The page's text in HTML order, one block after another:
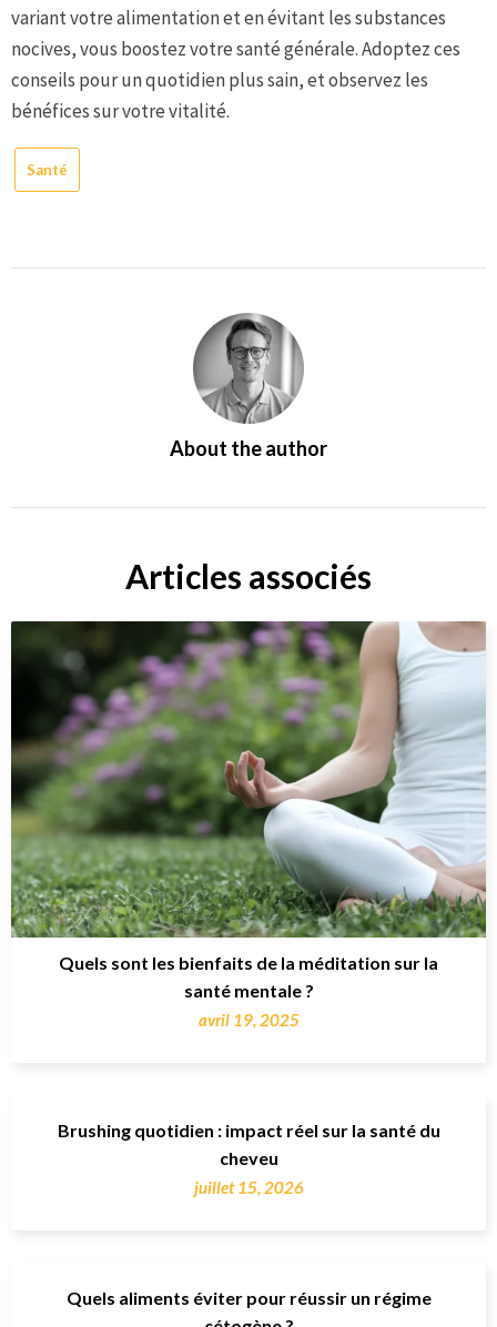
variant votre alimentation et en évitant les substances
nocives, vous boostez votre santé générale. Adoptez ces
conseils pour un quotidien plus sain, et observez les
bénéfices sur votre vitalité.
Santé
About the author
Articles associés
Quels sont les bienfaits de la méditation sur la
santé mentale ?
avril 19, 2025
Brushing quotidien : impact réel sur la santé du
cheveu
juillet 15, 2026
Quels aliments éviter pour réussir un régime